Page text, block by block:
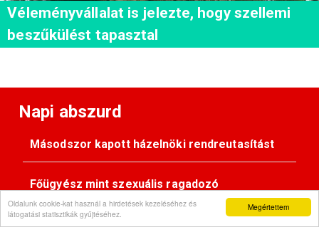
Megértettem
Oldalunk cookie-kat használ a hirdetések kezeléséhez és
látogatási statisztikák gyűjtéséhez.
Véleményvállalat is jelezte, hogy szellemi
beszűkülést tapasztal
Napi abszurd
Másodszor kapott házelnöki rendreutasítást
Főügyész mint szexuális ragadozó
Pimasz önkényúr